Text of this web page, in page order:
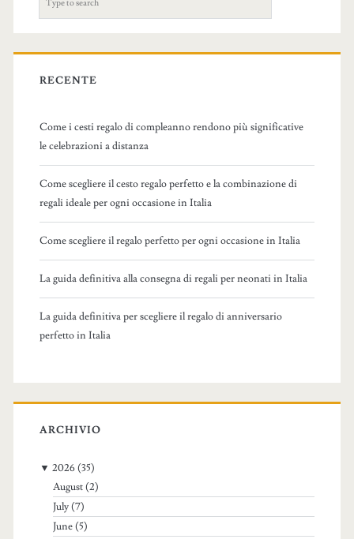
e
r
c
o
r
:
RECENTE
Come i cesti regalo di compleanno rendono più significative
le celebrazioni a distanza
Come scegliere il cesto regalo perfetto e la combinazione di
regali ideale per ogni occasione in Italia
Come scegliere il regalo perfetto per ogni occasione in Italia
La guida definitiva alla consegna di regali per neonati in Italia
La guida definitiva per scegliere il regalo di anniversario
perfetto in Italia
ARCHIVIO
▼ 2026 (35)
August (2)
July (7)
June (5)